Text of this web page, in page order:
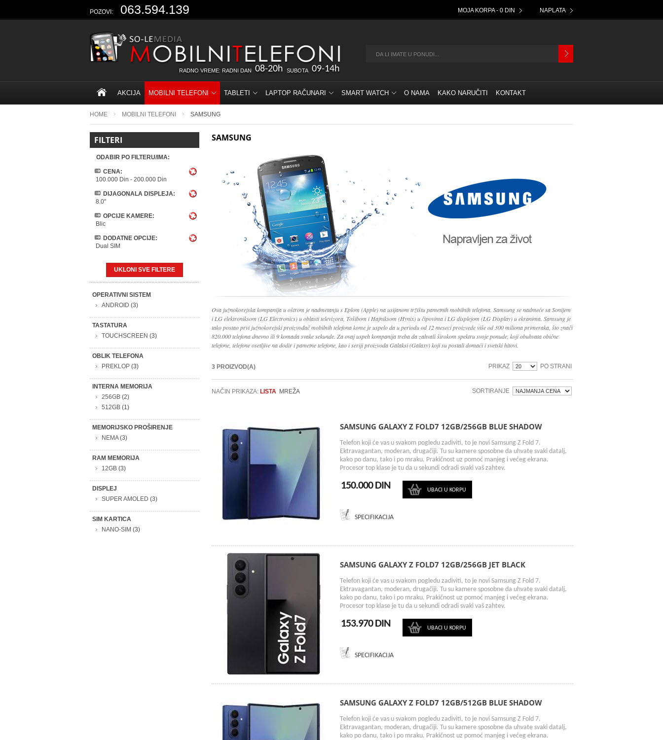
POZOVI: 063.594.139 MOJA KORPA - 0 DIN NAPLATA
RADNO VREME: RADNI DAN 08-20h SUBOTA 09-14h
AKCIJA MOBILNI TELEFONI TABLETI LAPTOP RAČUNARI SMART WATCH O NAMA KAKO NARUČITI KONTAKT
HOME MOBILNI TELEFONI SAMSUNG
FILTERI
ODABIR PO FILTERU/IMA:
CENA:
100.000 Din - 200.000 Din
DIJAGONALA DISPLEJA:
8.0''
OPCIJE KAMERE:
Blic
DODATNE OPCIJE:
Dual SIM
UKLONI SVE FILTERE
OPERATIVNI SISTEM
ANDROID (3)
TASTATURA
TOUCHSCREEN (3)
OBLIK TELEFONA
PREKLOP (3)
INTERNA MEMORIJA
256GB (2)
512GB (1)
MEMORIJSKO PROŠIRENJE
NEMA(3)
RAM MEMORIJA
12GB (3)
DISPLEJ
SUPER AMOLED (3)
SIM KARTICA
NANO-SIM (3)
SAMSUNG
Ova južnokorejska kompanija u oštrom je nadmetanju s Eplom (Apple) na usijanom tržištu pametnih mobilnih telefona. Samsung se nadmeće sa Sonijem
i LG elektroniksom (LG Electronics) u oblasti televizora, Tošibom i Hajniksom (Hynix) u čipovima i LG displejom (LG Display) u ekranima. Samsung je
tako postao prvi južnokorejski proizvođač mobilnih telefona kome je uspelo da u periodu od 12 meseci proizvede više od 300 miliona primeraka, što znači
820.000 telefona dnevno ili 9 komada svake sekunde. Za ovaj uspeh kompanija treba da zahvali širokom spektru svoje ponude, koji obuhvata obične
telefone, telefone osetljive na dodir i pametne telefone, kao i seriji proizvoda Galaksi (Galaxy) koji su postali domaći i svetski hitovi.
3 PROIZVOD(A) PRIKAZ PO STRANI
NAČIN PRIKAZA: LISTA MREŽA SORTIRANJE
SAMSUNG GALAXY Z FOLD7 12GB/256GB BLUE SHADOW
Telefon koji će vas u svakom pogledu zadiviti, to je novi Samsung Z Fold 7.
Ektravagantan, moderan, drugačiji. Tu su kamere sposobne da uhvate svaki datalj,
kako po danu, tako i po mraku. Prakičnost uz pomoć manjeg i većeg ekrana.
Procesor top klase je tu da u sekundi odradi svaki vaš zahtev.
150.000 DIN UBACI U KORPU
SPECIFIKACIJA
SAMSUNG GALAXY Z FOLD7 12GB/256GB JET BLACK
Telefon koji će vas u svakom pogledu zadiviti, to je novi Samsung Z Fold 7.
Ektravagantan, moderan, drugačiji. Tu su kamere sposobne da uhvate svaki datalj,
kako po danu, tako i po mraku. Prakičnost uz pomoć manjeg i većeg ekrana.
Procesor top klase je tu da u sekundi odradi svaki vaš zahtev.
153.970 DIN UBACI U KORPU
SPECIFIKACIJA
SAMSUNG GALAXY Z FOLD7 12GB/512GB BLUE SHADOW
Telefon koji će vas u svakom pogledu zadiviti, to je novi Samsung Z Fold 7.
Ektravagantan, moderan, drugačiji. Tu su kamere sposobne da uhvate svaki datalj,
kako po danu, tako i po mraku. Prakičnost uz pomoć manjeg i većeg ekrana.